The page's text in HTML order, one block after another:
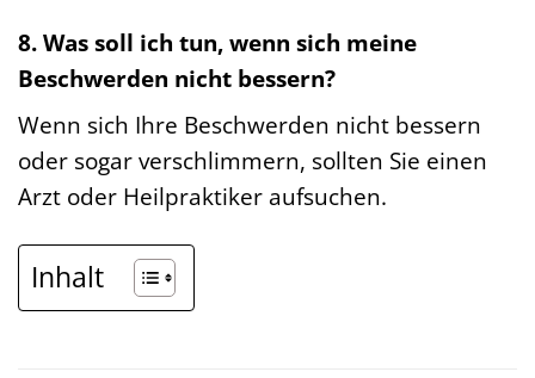
8. Was soll ich tun, wenn sich meine
Beschwerden nicht bessern?
Wenn sich Ihre Beschwerden nicht bessern
oder sogar verschlimmern, sollten Sie einen
Arzt oder Heilpraktiker aufsuchen.
Inhalt